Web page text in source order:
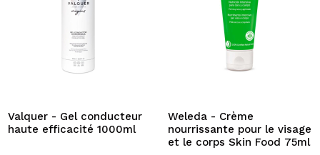
Valquer - Gel conducteur
haute efficacité 1000ml
Weleda - Crème
nourrissante pour le visage
et le corps Skin Food 75ml